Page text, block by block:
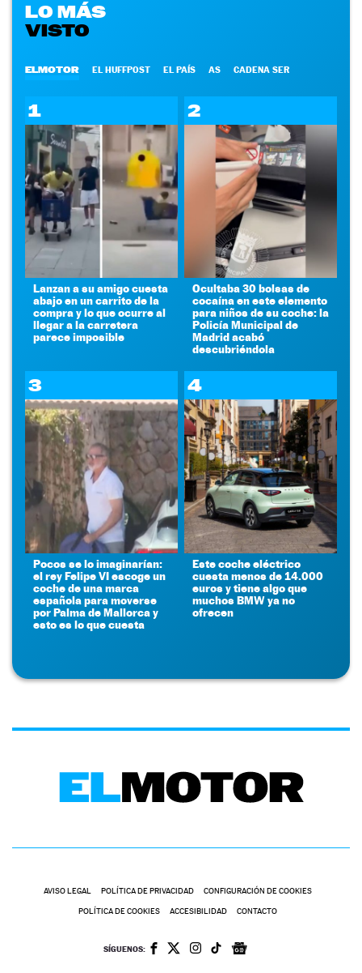
LO MÁS
VISTO
ELMOTOR EL HUFFPOST EL PAÍS AS CADENA SER
1
Lanzan a su amigo cuesta
abajo en un carrito de la
compra y lo que ocurre al
llegar a la carretera
parece imposible
2
Ocultaba 30 bolsas de
cocaína en este elemento
para niños de su coche: la
Policía Municipal de
Madrid acabó
descubriéndola
3
Pocos se lo imaginarían:
el rey Felipe VI escoge un
coche de una marca
española para moverse
por Palma de Mallorca y
esto es lo que cuesta
4
Este coche eléctrico
cuesta menos de 14.000
euros y tiene algo que
muchos BMW ya no
ofrecen
AVISO LEGAL POLÍTICA DE PRIVACIDAD CONFIGURACIÓN DE COOKIES
POLÍTICA DE COOKIES ACCESIBILIDAD CONTACTO
SÍGUENOS: